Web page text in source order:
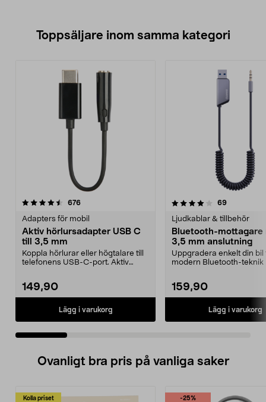
Toppsäljare inom samma kategori
676recensioner
Adapters för mobil
Aktiv hörlursadapter USB C
till 3,5 mm
Koppla hörlurar eller högtalare till
telefonens USB-C-port. Aktiv
149,90
Lägg i varukorg
4.0 av 5 stjärnor 69recensioner
Ljudkablar & tillbehör
Bluetooth-mottagare
3,5 mm anslutning
Uppgradera enkelt din bil
modern Bluetooth-teknik
159,90
Lägg i varukorg
4.5 av 5 stjärnor
Ovanligt bra pris på vanliga saker
Kolla priset -25%